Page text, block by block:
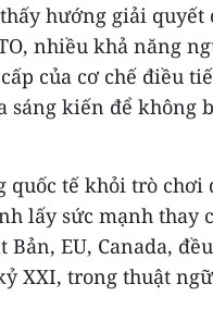
hướng giải quyết
nhiều khả năng
của cơ chế điều
sáng kiến để không
quốc tế khỏi trò chơi
lấy sức mạnh thay
EU, Canada,
XXI, trong thuật